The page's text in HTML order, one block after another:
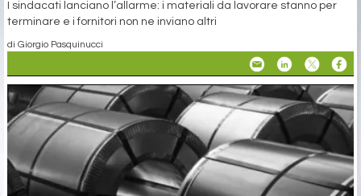
I sindacati lanciano l’allarme: i materiali da lavorare stanno per
terminare e i fornitori non ne inviano altri
di Giorgio Pasquinucci